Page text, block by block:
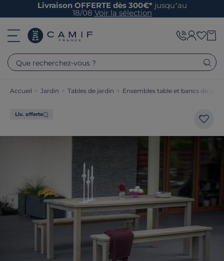
Livraison OFFERTE dès 300€* jusqu’au
18/08 Voir la sélection
Que recherchez-vous ?
Accueil > Jardin > Tables de jardin > Ensembles table et bancs de
Liv. offerte